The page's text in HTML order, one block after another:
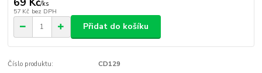
/ks
57 Kč bez DPH
Přidat do košíku
Číslo produktu: CD129